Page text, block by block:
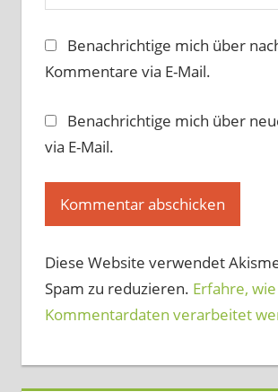
Benachrichtige mich über
Kommentare via E-Mail.
Benachrichtige mich über
via E-Mail.
Diese Website verwendet
Spam zu reduzieren. Erfahre,
Kommentardaten verarbeitet